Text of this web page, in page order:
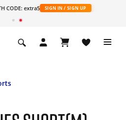
CODE: extra5 SIGN IN / SIGN UP